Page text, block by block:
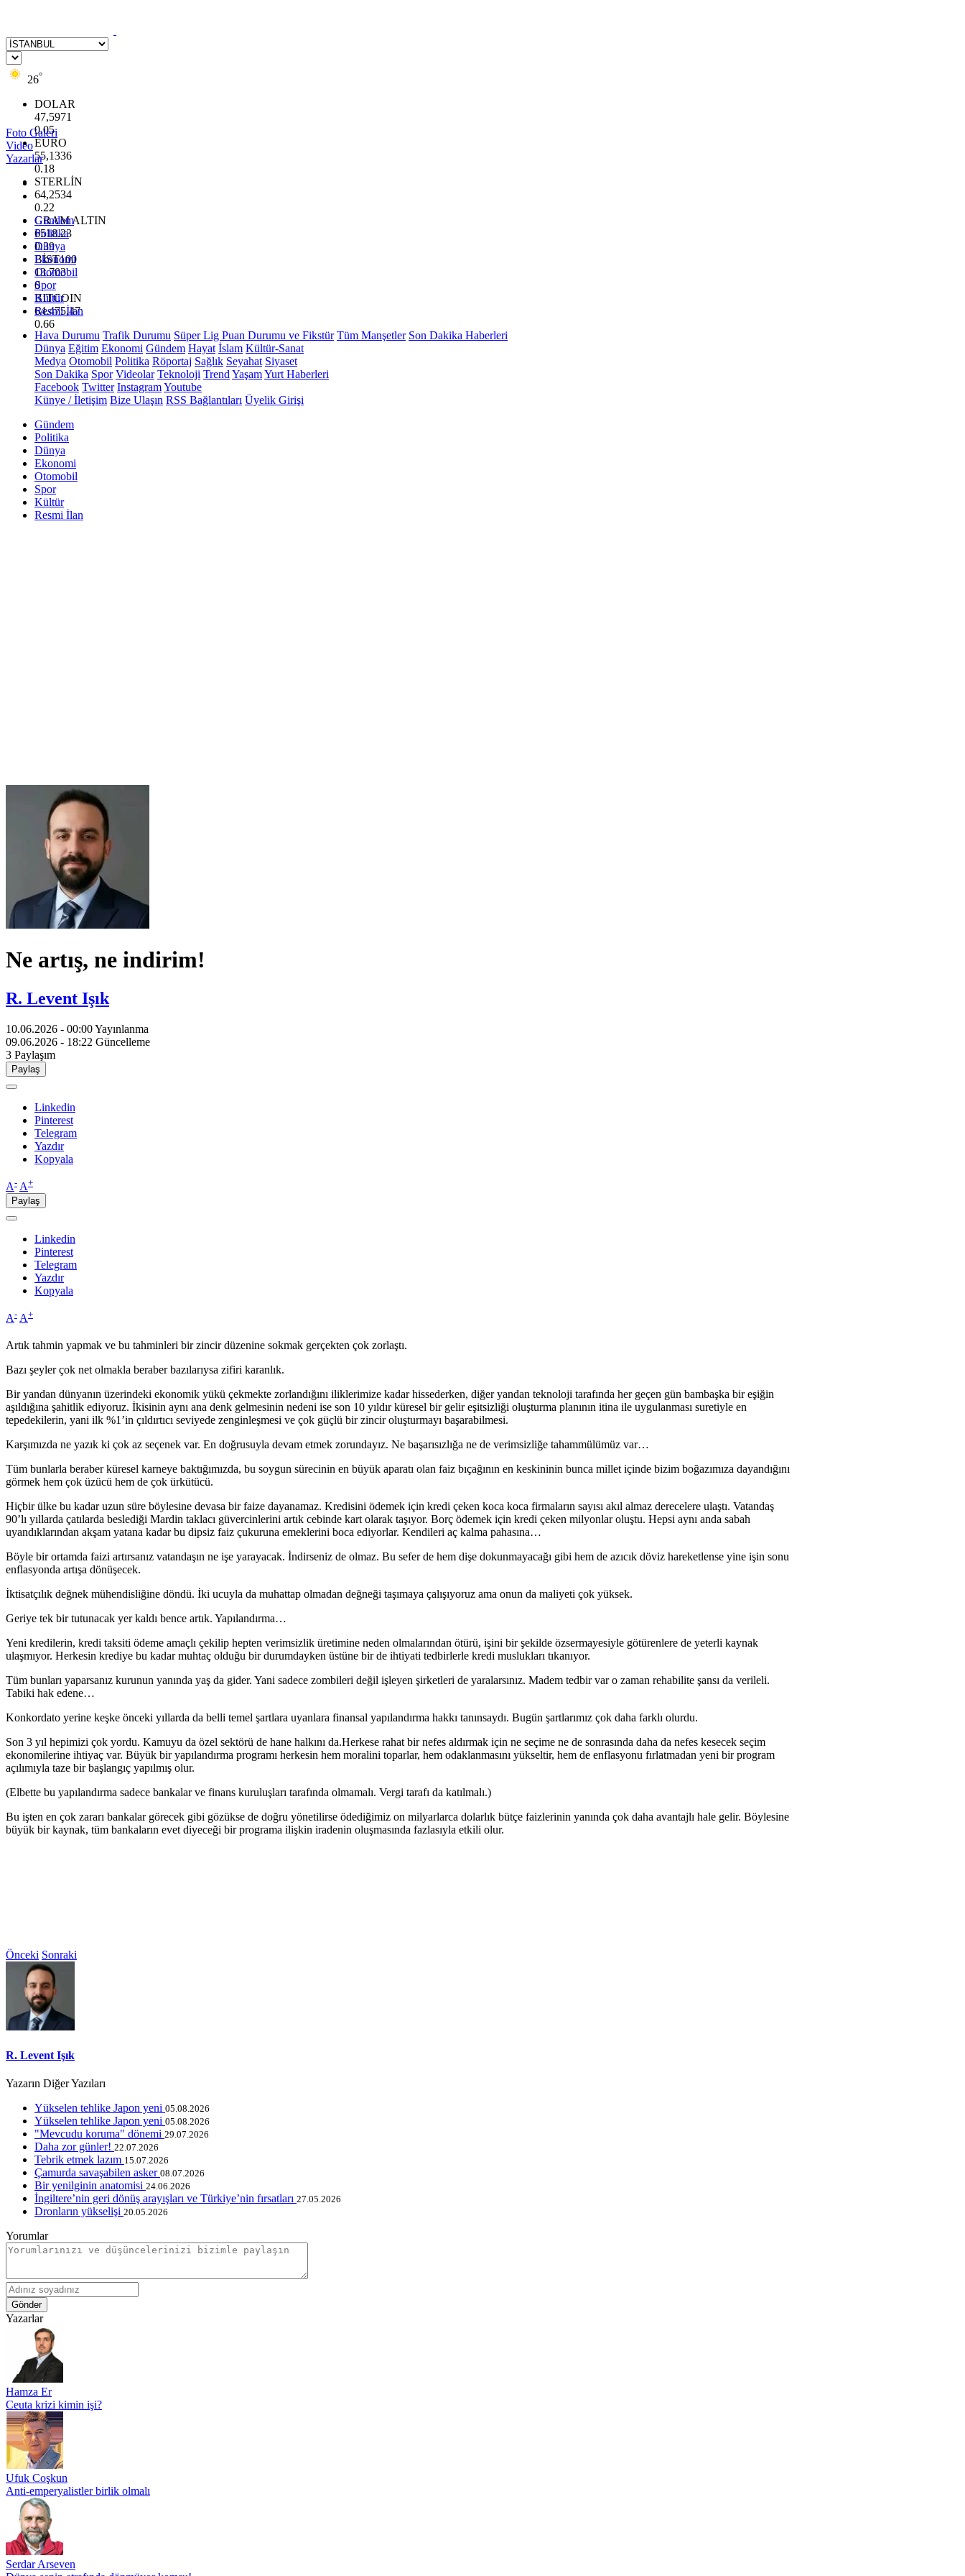
26°
DOLAR
47,5971
0.05
EURO
55,1336
0.18
STERLİN
64,2534
0.22
GRAM ALTIN
6518.23
0.39
BİST100
13.703
0
BITCOIN
64.475,47
0.66
Foto Galeri
Video
Yazarlar
Gündem
Politika
Dünya
Ekonomi
Otomobil
Spor
Kültür
Resmi İlan
Hava Durumu Trafik Durumu Süper Lig Puan Durumu ve Fikstür Tüm Manşetler Son Dakika Haberleri
Dünya Eğitim Ekonomi Gündem Hayat İslam Kültür-Sanat
Medya Otomobil Politika Röportaj Sağlık Seyahat Siyaset
Son Dakika Spor Videolar Teknoloji Trend YaşamYurt Haberleri
Facebook Twitter InstagramYoutube
Künye / İletişim Bize Ulaşın RSS Bağlantıları Üyelik Girişi
Gündem
Politika
Dünya
Ekonomi
Otomobil
Spor
Kültür
Resmi İlan
Ne artış, ne indirim!
R. Levent Işık
10.06.2026 - 00:00Yayınlanma
09.06.2026 - 18:22 Güncelleme
3 Paylaşım
Paylaş
Linkedin
Pinterest
Telegram
Yazdır
Kopyala
A- A+
Paylaş
Linkedin
Pinterest
Telegram
Yazdır
Kopyala
A- A+
Artık tahmin yapmak ve bu tahminleri bir zincir düzenine sokmak gerçekten çok zorlaştı.
Bazı şeyler çok net olmakla beraber bazılarıysa zifiri karanlık.
Bir yandan dünyanın üzerindeki ekonomik yükü çekmekte zorlandığını iliklerimize kadar hissederken, diğer yandan teknoloji tarafında her geçen gün bambaşka bir eşiğin
aşıldığına şahitlik ediyoruz. İkisinin aynı ana denk gelmesinin nedeni ise son 10 yıldır küresel bir gelir eşitsizliği oluşturma planının itina ile uygulanması suretiyle en
tepedekilerin, yani ilk %1’in çıldırtıcı seviyede zenginleşmesi ve çok güçlü bir zincir oluşturmayı başarabilmesi.
Karşımızda ne yazık ki çok az seçenek var. En doğrusuyla devam etmek zorundayız. Ne başarısızlığa ne de verimsizliğe tahammülümüz var…
Tüm bunlarla beraber küresel karneye baktığımızda, bu soygun sürecinin en büyük aparatı olan faiz bıçağının en keskininin bunca millet içinde bizim boğazımıza dayandığını
görmek hem çok üzücü hem de çok ürkütücü.
Hiçbir ülke bu kadar uzun süre böylesine devasa bir faize dayanamaz. Kredisini ödemek için kredi çeken koca koca firmaların sayısı akıl almaz derecelere ulaştı. Vatandaş
90’lı yıllarda çatılarda beslediği Mardin taklacı güvercinlerini artık cebinde kart olarak taşıyor. Borç ödemek için kredi çeken milyonlar oluştu. Hepsi aynı anda sabah
uyandıklarından akşam yatana kadar bu dipsiz faiz çukuruna emeklerini boca ediyorlar. Kendileri aç kalma pahasına…
Böyle bir ortamda faizi artırsanız vatandaşın ne işe yarayacak. İndirseniz de olmaz. Bu sefer de hem dişe dokunmayacağı gibi hem de azıcık döviz hareketlense yine işin sonu
enflasyonda artışa dönüşecek.
İktisatçılık değnek mühendisliğine döndü. İki ucuyla da muhattap olmadan değneği taşımaya çalışıyoruz ama onun da maliyeti çok yüksek.
Geriye tek bir tutunacak yer kaldı bence artık. Yapılandırma…
Yeni kredilerin, kredi taksiti ödeme amaçlı çekilip hepten verimsizlik üretimine neden olmalarından ötürü, işini bir şekilde özsermayesiyle götürenlere de yeterli kaynak
ulaşmıyor. Herkesin krediye bu kadar muhtaç olduğu bir durumdayken üstüne bir de ihtiyati tedbirlerle kredi muslukları tıkanıyor.
Tüm bunları yaparsanız kurunun yanında yaş da gider. Yani sadece zombileri değil işleyen şirketleri de yaralarsınız. Madem tedbir var o zaman rehabilite şansı da verileli.
Tabiki hak edene…
Konkordato yerine keşke önceki yıllarda da belli temel şartlara uyanlara finansal yapılandırma hakkı tanınsaydı. Bugün şartlarımız çok daha farklı olurdu.
Son 3 yıl hepimizi çok yordu. Kamuyu da özel sektörü de hane halkını da.Herkese rahat bir nefes aldırmak için ne seçime ne de sonrasında daha da nefes kesecek seçim
ekonomilerine ihtiyaç var. Büyük bir yapılandırma programı herkesin hem moralini toparlar, hem odaklanmasını yükseltir, hem de enflasyonu fırlatmadan yeni bir program
açılımıyla taze bir başlangıç yapılmış olur.
(Elbette bu yapılandırma sadece bankalar ve finans kuruluşları tarafında olmamalı. Vergi tarafı da katılmalı.)
Bu işten en çok zararı bankalar görecek gibi gözükse de doğru yönetilirse ödediğimiz on milyarlarca dolarlık bütçe faizlerinin yanında çok daha avantajlı hale gelir. Böylesine
büyük bir kaynak, tüm bankaların evet diyeceği bir programa ilişkin iradenin oluşmasında fazlasıyla etkili olur.
Önceki Sonraki
R. Levent Işık
Yazarın Diğer Yazıları
Yükselen tehlike Japon yeni 05.08.2026
Yükselen tehlike Japon yeni 05.08.2026
"Mevcudu koruma" dönemi 29.07.2026
Daha zor günler! 22.07.2026
Tebrik etmek lazım 15.07.2026
Çamurda savaşabilen asker 08.07.2026
Bir yenilginin anatomisi 24.06.2026
İngiltere’nin geri dönüş arayışları ve Türkiye’nin fırsatları 27.05.2026
Dronların yükselişi 20.05.2026
Yorumlar
Gönder
Yazarlar
Hamza Er
Ceuta krizi kimin işi?
Ufuk Coşkun
Anti-emperyalistler birlik olmalı
Serdar Arseven